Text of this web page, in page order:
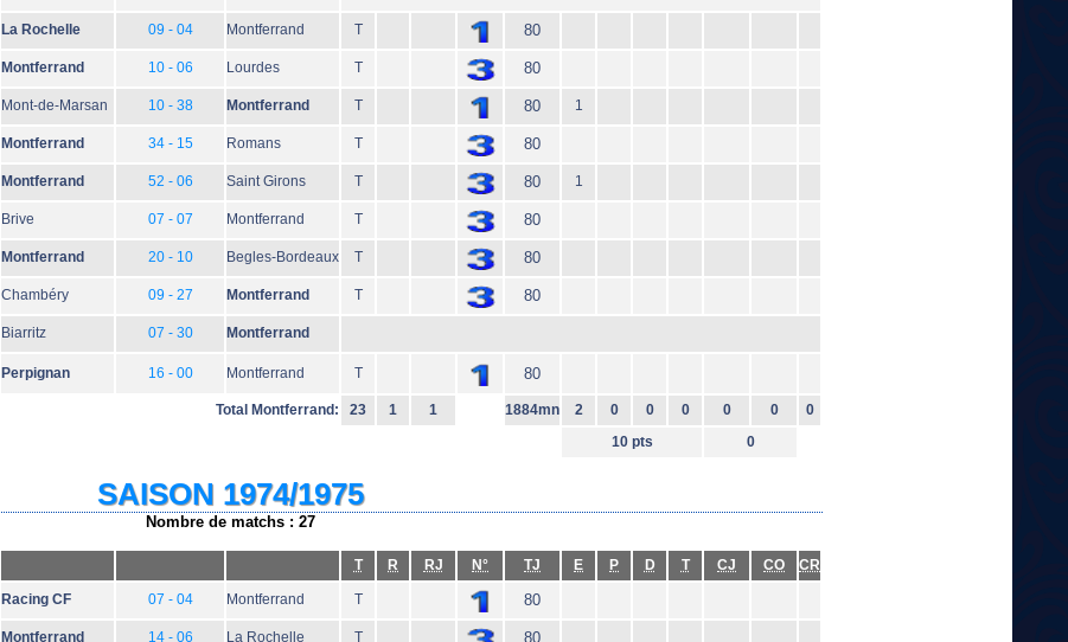
La Rochelle 09 - 04 Montferrand T 80
Montferrand 10 - 06 Lourdes T 80
Mont-de-Marsan 10 - 38 Montferrand T 80 1
Montferrand 34 - 15 Romans T 80
Montferrand 52 - 06 Saint Girons T 80 1
Brive 07 - 07 Montferrand T 80
Montferrand 20 - 10 Begles-Bordeaux T 80
Chambéry 09 - 27 Montferrand T 80
Biarritz 07 - 30 Montferrand
Perpignan 16 - 00 Montferrand T 80
Total Montferrand: 23 1 1 1884mn 2 0 0 0 0 0
0
10 pts
0
SAISON 1974/1975
Nombre de matchs : 27
T R RJ N° TJ E P D T CJ CO CR
Racing CF 07 - 04 Montferrand T 80
Montferrand 14 - 06 La Rochelle T 80